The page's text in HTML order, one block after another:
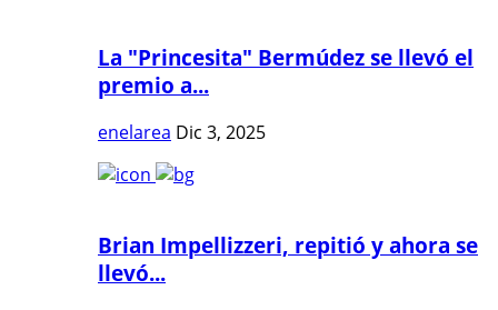
La "Princesita" Bermúdez se llevó el
premio a...
enelarea Dic 3, 2025
Brian Impellizzeri, repitió y ahora se
llevó...